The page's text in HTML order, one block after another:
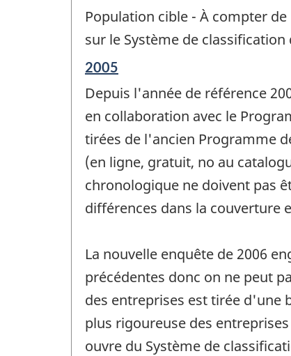
référence
de
changement
-
Population cible - À compter
sur le Système de
Période
référence
de
-
2005
Depuis l'année de référence
en collaboration avec le
tirées de l'ancien Programme
(en ligne, gratuit, no au
chronologique ne doivent pas
différences dans la couverture
La nouvelle enquête de 2006
précédentes donc on ne peut
des entreprises est tirée d'une
plus rigoureuse des
ouvre du Système de